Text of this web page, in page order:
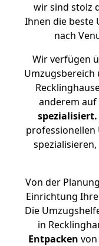
wir sind stolz
Ihnen die beste
nach
Wir verfügen
Umzugsbereich
anderem auf
spezialisiert.
professionellen
Von der
Einrichtung
Die
in
Entpacken von